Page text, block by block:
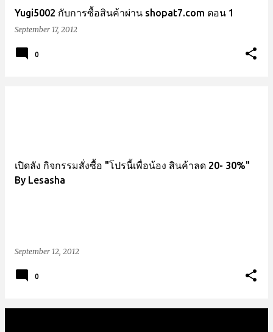
Yugi5002 กับการซื้อสินค้าผ่าน shopat7.com ตอน 1
September 17, 2012
0
เปิดลัง กิจกรรมสั่งซื้อ "โปรนี้เพื่อน้อง สินค้าลด 20- 30%"
By Lesasha
September 12, 2012
0